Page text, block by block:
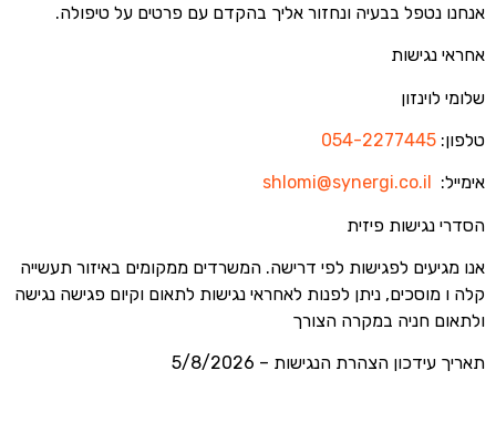
אנחנו נטפל בבעיה ונחזור אליך בהקדם עם פרטים על טיפולה.
אחראי נגישות
שלומי לוינזון
טלפון: 054-2277445
אימייל:
הסדרי נגישות פיזית
אנו מגיעים לפגישות לפי דרישה. המשרדים ממקומים באיזור תעשייה
קלה ו מוסכים, ניתן לפנות לאחראי נגישות לתאום וקיום פגישה נגישה
ולתאום חניה במקרה הצורך
תאריך עידכון הצהרת הנגישות – 5/8/2026